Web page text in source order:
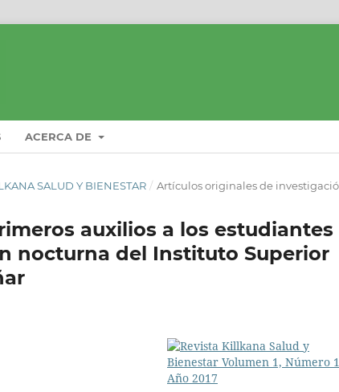
ACERCA DE
SALUD Y BIENESTAR / Artículos originales de
auxilios a los estudiantes
nocturna del Instituto Superior